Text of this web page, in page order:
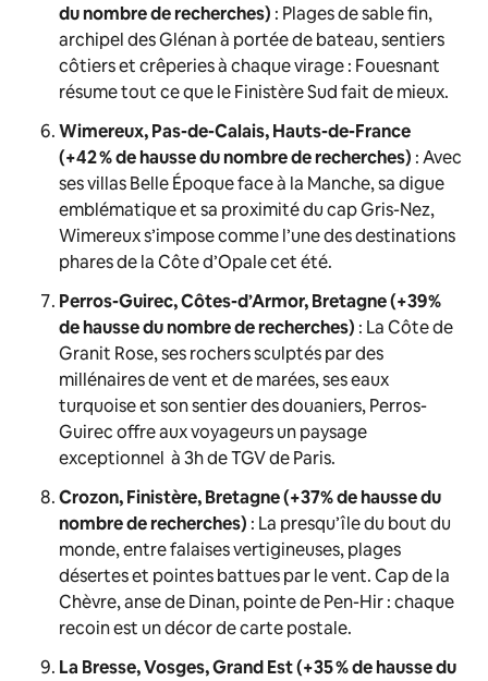
du nombre de recherches) : Plages de sable fin,
archipel des Glénan à portée de bateau, sentiers
côtiers et crêperies à chaque virage : Fouesnant
résume tout ce que le Finistère Sud fait de mieux.
Wimereux, Pas-de-Calais, Hauts-de-France
(+42 % de hausse du nombre de recherches) : Avec
ses villas Belle Époque face à la Manche, sa digue
emblématique et sa proximité du cap Gris-Nez,
Wimereux s’impose comme l’une des destinations
phares de la Côte d’Opale cet été.
Perros-Guirec, Côtes-d’Armor, Bretagne(+39%
de hausse du nombre de recherches) : La Côte de
Granit Rose, ses rochers sculptés par des
millénaires de vent et de marées, ses eaux
turquoise et son sentier des douaniers, Perros-
Guirec offre aux voyageurs un paysage
exceptionnel à 3h de TGV de Paris.
Crozon, Finistère, Bretagne(+37% de hausse du
nombre de recherches) : La presqu’île du bout du
monde, entre falaises vertigineuses, plages
désertes et pointes battues par le vent. Cap de la
Chèvre, anse de Dinan, pointe de Pen-Hir : chaque
recoin est un décor de carte postale.
La Bresse, Vosges, Grand Est (+35 % de hausse du